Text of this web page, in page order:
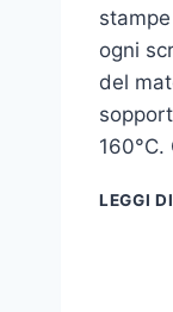
ogni
del
LEGGI